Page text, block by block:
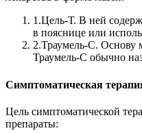
1.Цель-Т. В ней
в пояснице или
2.Траумель-С. Основу
Траумель-С обычно
Симптоматическая
Цель симптоматической
препараты: